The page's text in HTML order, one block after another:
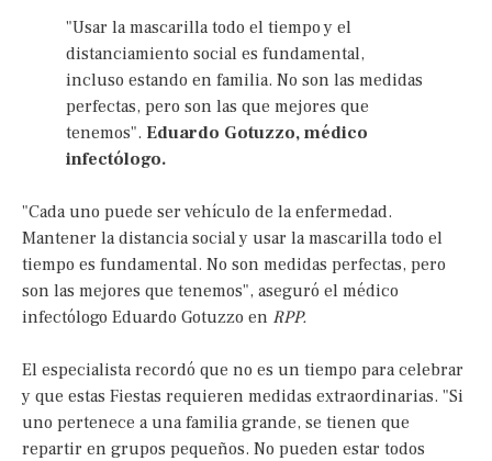
"Usar la mascarilla todo el tiempo y el
distanciamiento social es fundamental,
incluso estando en familia. No son las medidas
perfectas, pero son las que mejores que
tenemos". Eduardo Gotuzzo, médico
infectólogo.
"Cada uno puede ser vehículo de la enfermedad.
Mantener la distancia social y usar la mascarilla todo el
tiempo es fundamental. No son medidas perfectas, pero
son las mejores que tenemos", aseguró el médico
infectólogo Eduardo Gotuzzo en RPP.
El especialista recordó que no es un tiempo para celebrar
y que estas Fiestas requieren medidas extraordinarias. "Si
uno pertenece a una familia grande, se tienen que
repartir en grupos pequeños. No pueden estar todos